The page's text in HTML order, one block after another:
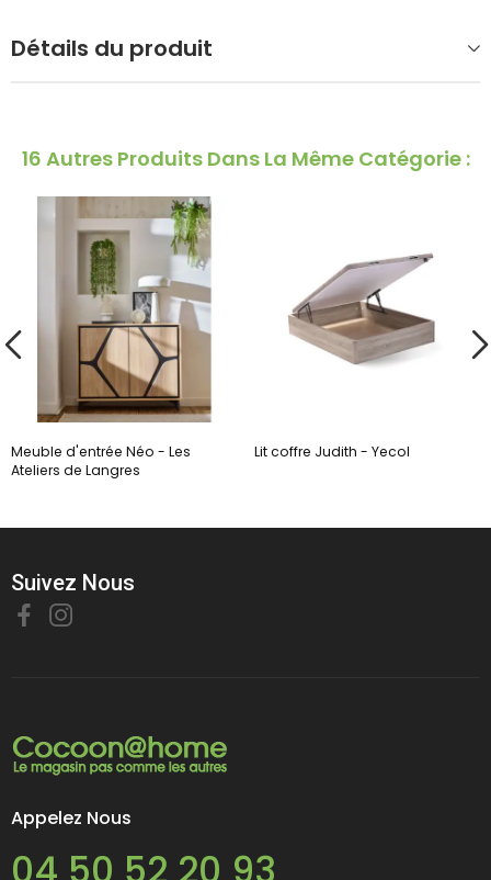
Détails du produit
16 Autres Produits Dans La Même Catégorie :
Meuble d'entrée Néo - Les
Ateliers de Langres
Lit coffre Judith - Yecol
Suivez Nous
Appelez Nous